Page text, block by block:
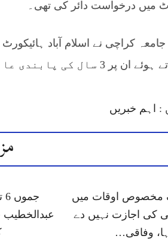
میں درخواست دائر کی تھی۔
جامعہ کراچی نے اسلام آباد
کی پابندی عائد عائد کی ہے۔
: اہم خبریں
مخصوص اوقات میں
کی اجازت نہیں دے
وفاقی…